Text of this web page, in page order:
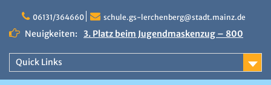
content
06131/364660 schule.gs-lerchenberg@stadt.mainz.de
Neuigkeiten:
3. Platz beim Jugendmaskenzug – 800
Grundschule Lerchenberg
Quick Links